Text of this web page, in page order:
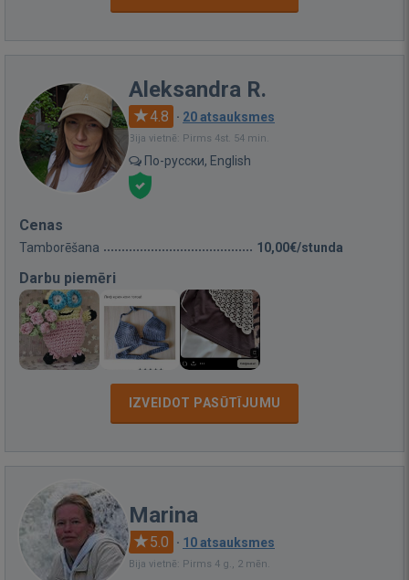
Aleksandra R.
4.8 · 20 atsauksmes
Bija vietnē: Pirms 4st. 54 min.
По-русски, English
Cenas
Tamborēšana 10,00€/stunda
Darbu piemēri
IZVEIDOT PASŪTĪJUMU
Marina
5.0 · 10 atsauksmes
Bija vietnē: Pirms 4 g., 2 mēn.